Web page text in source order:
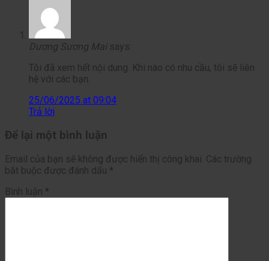
Dương Sương Mai says:
Tôi đã xem hết nội dung. Khi nào có nhu cầu, tôi sẽ liên
hệ với các bạn.
25/06/2025 at 09:04
Trả lời
Để lại một bình luận
Email của bạn sẽ không được hiển thị công khai. Các trường
bắt buộc được đánh dấu *
Bình luận *